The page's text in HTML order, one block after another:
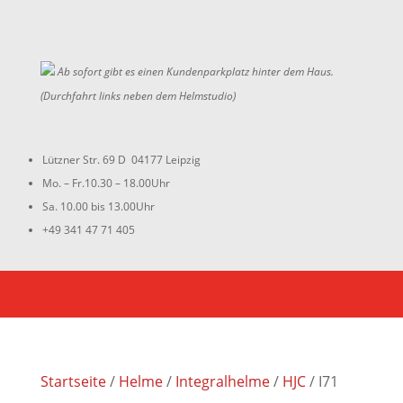
Ab sofort gibt es einen Kundenparkplatz hinter dem Haus.
(Durchfahrt links neben dem Helmstudio)
Lützner Str. 69 D 04177 Leipzig
Mo. – Fr.10.30 – 18.00Uhr
Sa. 10.00 bis 13.00Uhr
+49 341 47 71 405
Startseite/ Helme/ Integralhelme/ HJC/ I71